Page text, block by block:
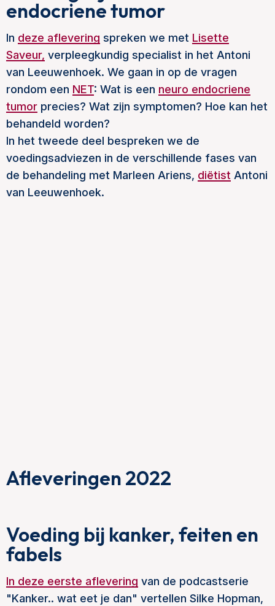
endocriene tumor
In deze aflevering spreken we met Lisette
Saveur, verpleegkundig specialist in het Antoni
van Leeuwenhoek. We gaan in op de vragen
rondom een NET: Wat is een neuro endocriene
tumor precies? Wat zijn symptomen? Hoe kan het
behandeld worden?
In het tweede deel bespreken we de
voedingsadviezen in de verschillende fases van
de behandeling met Marleen Ariens, diëtist Antoni
van Leeuwenhoek.
Afleveringen 2022
Voeding bij kanker, feiten en
fabels
In deze eerste aflevering van de podcastserie
"Kanker.. wat eet je dan" vertellen Silke Hopman,